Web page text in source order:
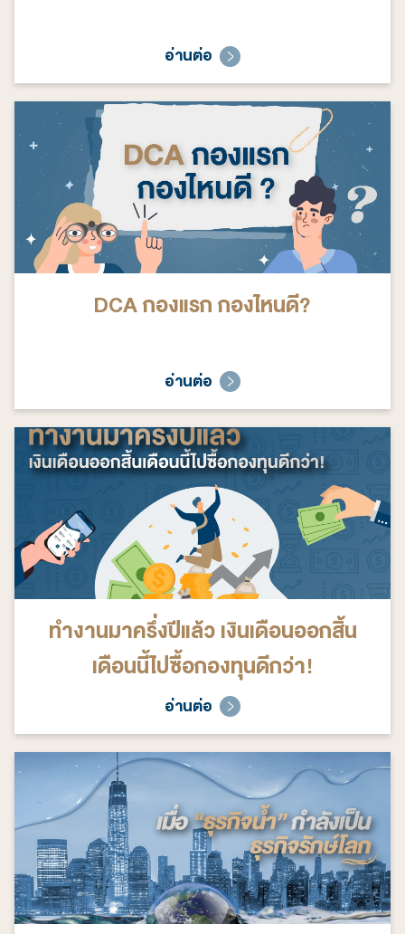
อ่านต่อ
DCA กองแรก กองไหนดี?
อ่านต่อ
ทำงานมาครึ่งปีแล้ว เงินเดือนออกสิ้น
เดือนนี้ไปซื้อกองทุนดีกว่า!
อ่านต่อ